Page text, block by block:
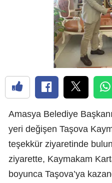
Amasya Belediye
yeri değişen Taşova
teşekkür ziyaretinde
ziyarette, Kaymakam
boyunca Taşova’ya